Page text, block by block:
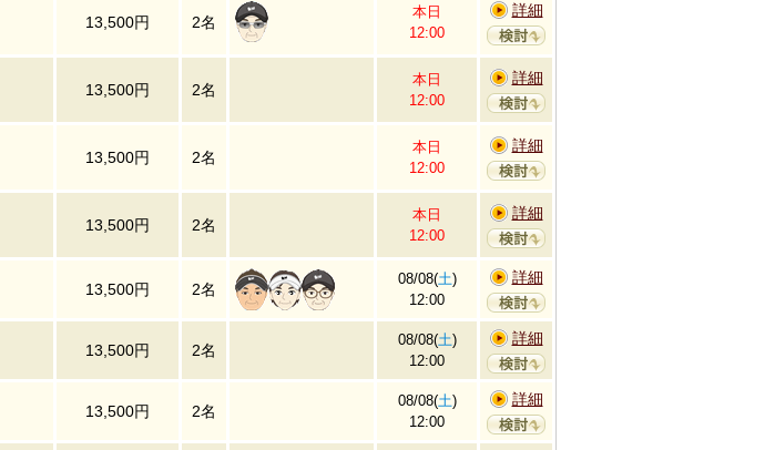
13,500円 2名
本日
12:00
詳細
13,500円 2名
本日
12:00
詳細
13,500円 2名
本日
12:00
詳細
13,500円 2名
本日
12:00
詳細
13,500円 2名
08/08(土)
12:00
詳細
13,500円 2名
08/08(土)
12:00
詳細
13,500円 2名
08/08(土)
12:00
詳細